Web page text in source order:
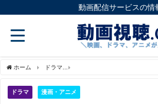
動画配信サービスの情
ホーム ドラマ
ドラマ 漫画・アニメ